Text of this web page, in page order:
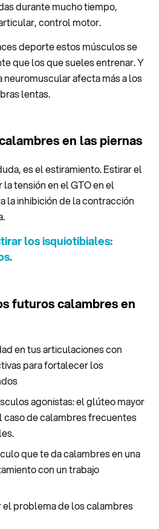
durante mucho tiempo,
control motor.
deporte estos músculos se
que los que sueles entrenar. Y
neuromuscular afecta más a los
lentas.
en las piernas
es el estiramiento. Estirar el
tensión en el GTO en el
la inhibición de la contracción
los isquiotibiales:
futuros calambres en
en tus articulaciones con
para fortalecer los
agonistas: el glúteo mayor
caso de calambres frecuentes
que te da calambres en una
con un trabajo
problema de los calambres